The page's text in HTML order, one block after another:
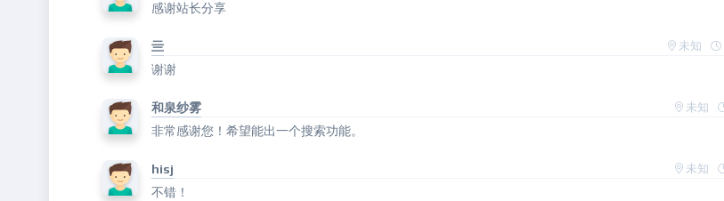
感谢站长分享
亖 未知
谢谢
和泉纱雾 未知
非常感谢您！希望能出一个搜索功能。
hisj 未知
不错！